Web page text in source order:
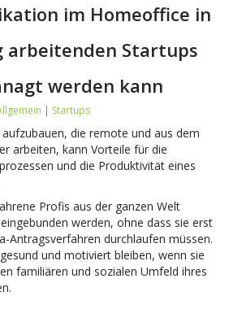
im Homeoffice in
arbeitenden Startups
werden kann
| Startups
die remote und aus dem
arbeiten, kann Vorteile für die
und die Produktivität eines
Profis aus der ganzen Welt
werden, ohne dass sie erst
Antragsverfahren durchlaufen müssen.
und motiviert bleiben, wenn sie
familiären und sozialen Umfeld ihres